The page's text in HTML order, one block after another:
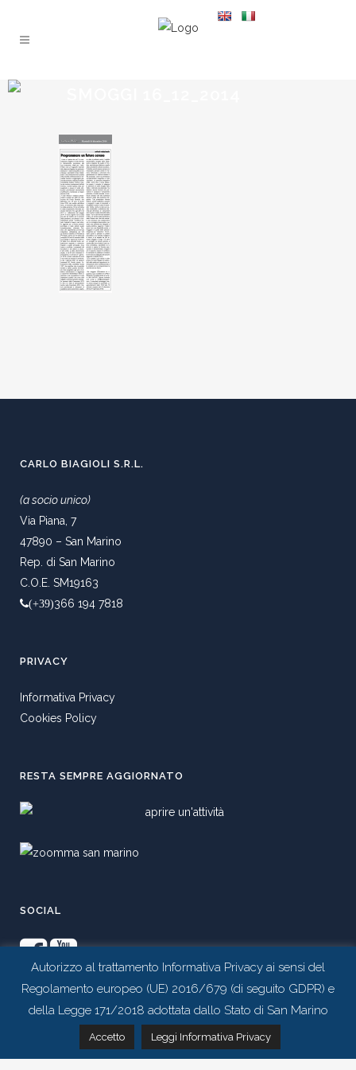
CARLO BIAGIOLI S.R.L.
(a socio unico)
Via Piana, 7
47890 – San Marino
Rep. di San Marino
C.O.E. SM19163
(+39)366 194 7818
PRIVACY
Informativa Privacy
Cookies Policy
RESTA SEMPRE AGGIORNATO
SOCIAL
Realizzato daStudio 99
Autorizzo al trattamento Informativa Privacy ai sensi del
Regolamento europeo (UE) 2016/679 (di seguito GDPR) e
della Legge 171/2018 adottata dallo Stato di San Marino
Accetto Leggi Informativa Privacy
Contattaci tramite whatsapp